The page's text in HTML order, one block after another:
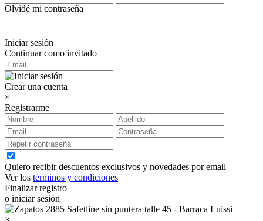
Olvidé mi contraseña
Iniciar sesión
Continuar como invitado
Crear una cuenta
×
Registrarme
Quiero recibir descuentos exclusivos y novedades por email
Ver los términos y condiciones
Finalizar registro
o iniciar sesión